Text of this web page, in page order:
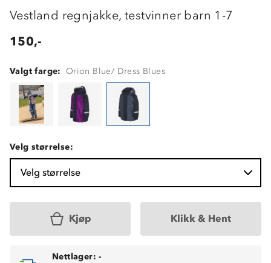
Vestland regnjakke, testvinner barn 1-7
150,-
Valgt farge: Orion Blue/ Dress Blues
Velg størrelse:
Velg størrelse
Kjøp Klikk & Hent
Nettlager: -